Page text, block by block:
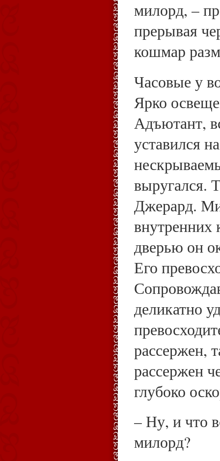
милорд, –
прерывая
кошмар
Часовые у
Ярко
Адъютант,
уставился
выругался.
Джерард.
внутренних
дверью он
Его
деликатно
рассержен,
рассержен
глубоко
– Ну, и что
милорд?